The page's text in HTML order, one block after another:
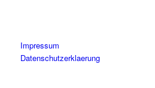
Impressum
Datenschutzerklaerung